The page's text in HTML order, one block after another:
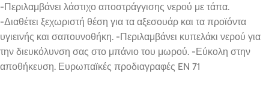
-Περιλαμβάνει λάστιχο αποστράγγισης νερού με τάπα.
-Διαθέτει ξεχωριστή θέση για τα αξεσουάρ και τα προϊόντα
υγιεινής και σαπουνοθήκη. -Περιλαμβάνει κυπελάκι νερού για
την διευκόλυνση σας στο μπάνιο του μωρού. -Εύκολη στην
αποθήκευση. Ευρωπαϊκές προδιαγραφές EN 71